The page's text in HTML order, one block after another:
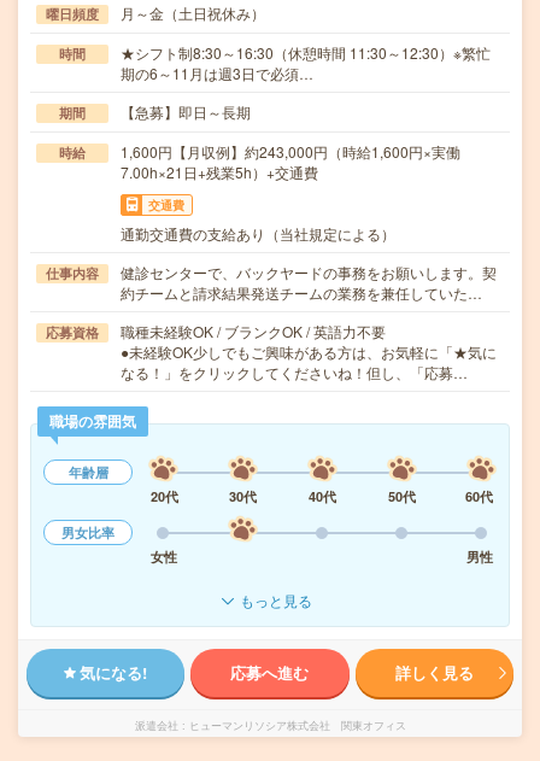
曜日頻度 月～金（土日祝休み）
時間
★シフト制8:30～16:30（休憩時間 11:30～12:30）※繁忙
期の6～11月は週3日で必須…
期間 【急募】即日～長期
時給
1,600円【月収例】約243,000円（時給1,600円×実働
7.00h×21日+残業5h）+交通費
交通費
通勤交通費の支給あり（当社規定による）
仕事内容
健診センターで、バックヤードの事務をお願いします。契
約チームと請求結果発送チームの業務を兼任していた…
応募資格
職種未経験OK / ブランクOK / 英語力不要
●未経験OK少しでもご興味がある方は、お気軽に「★気に
なる！」をクリックしてくださいね！但し、「応募…
職場の雰囲気
年齢層
20代
30代 40代 50代
60代
男女比率
女性
男性
もっと見る
気になる! 応募へ進む 詳しく見る
派遣会社 ヒューマンリソシア株式会社 関東オフィス